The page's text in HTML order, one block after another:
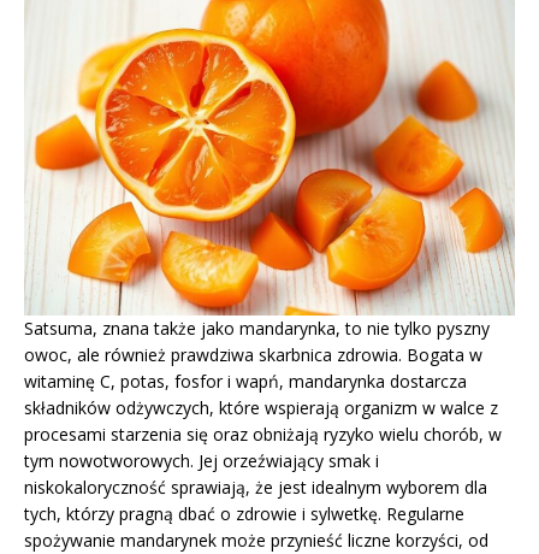
Satsuma, znana także jako mandarynka, to nie tylko pyszny
owoc, ale również prawdziwa skarbnica zdrowia. Bogata w
witaminę C, potas, fosfor i wapń, mandarynka dostarcza
składników odżywczych, które wspierają organizm w walce z
procesami starzenia się oraz obniżają ryzyko wielu chorób, w
tym nowotworowych. Jej orzeźwiający smak i
niskokaloryczność sprawiają, że jest idealnym wyborem dla
tych, którzy pragną dbać o zdrowie i sylwetkę. Regularne
spożywanie mandarynek może przynieść liczne korzyści, od